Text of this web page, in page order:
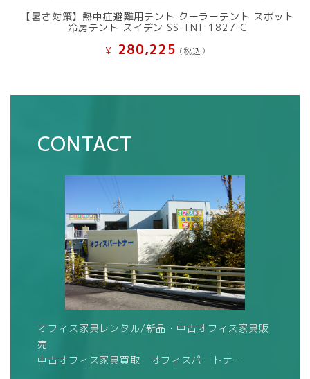
【暑さ対策】熱中症避難用テント クーラーテント スポット
冷房テント スイデン SS-TNT-1827-C
¥ 280,225 (税込）
CONTACT
オフィス家具レンタル/新品・中古オフィス家具販
売
中古オフィス家具買取 オフィスパートナー